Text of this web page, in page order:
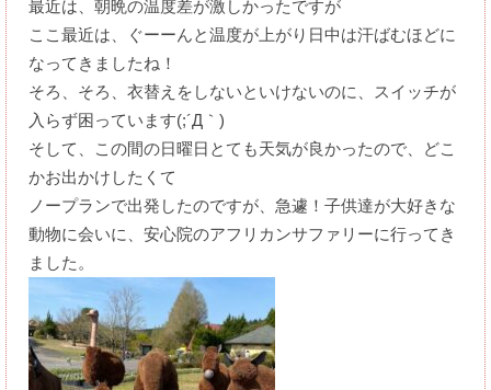
最近は、朝晩の温度差が激しかったですが
ここ最近は、ぐーーんと温度が上がり日中は汗ばむほどに
なってきましたね！
そろ、そろ、衣替えをしないといけないのに、スイッチが
入らず困っています(;´Д｀)
そして、この間の日曜日とても天気が良かったので、どこ
かお出かけしたくて
ノープランで出発したのですが、急遽！子供達が大好きな
動物に会いに、安心院のアフリカンサファリーに行ってき
ました。